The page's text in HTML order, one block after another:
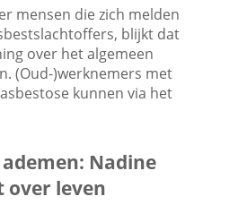
mensen die zich melden
blijkt dat
over het algemeen
(Oud-)werknemers met
kunnen via het
Nadine
over leven